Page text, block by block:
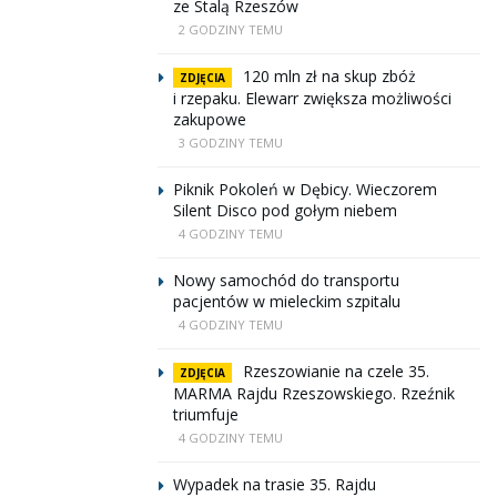
ze Stalą Rzeszów
2 GODZINY TEMU
ZDJĘCIA
120 mln zł na skup zbóż
i rzepaku. Elewarr zwiększa możliwości
zakupowe
3 GODZINY TEMU
Piknik Pokoleń w Dębicy. Wieczorem
Silent Disco pod gołym niebem
4 GODZINY TEMU
Nowy samochód do transportu
pacjentów w mieleckim szpitalu
4 GODZINY TEMU
ZDJĘCIA
Rzeszowianie na czele 35.
MARMA Rajdu Rzeszowskiego. Rzeźnik
triumfuje
4 GODZINY TEMU
Wypadek na trasie 35. Rajdu